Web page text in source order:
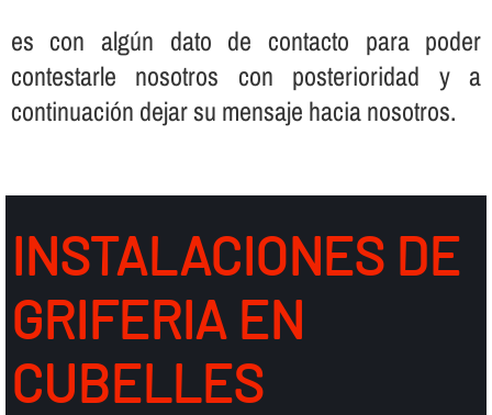
es con algún dato de contacto para poder
contestarle nosotros con posterioridad y a
continuación dejar su mensaje hacia nosotros.
INSTALACIONES DE
GRIFERIA EN
CUBELLES